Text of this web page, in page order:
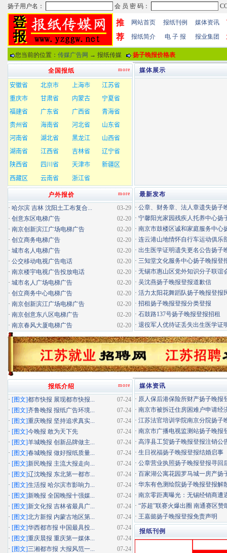
推
荐
网站首页 报纸刊例 媒体资讯
报纸简介 电 子 报 报业集团
您当前的位置： 传媒广告网 → 报纸传媒 扬子晚报价格表
媒体展示
最新发布
· 公章、财务章、法人章遗失扬子
· 宁馨阳光家园残疾人托养中心扬
· 南京市鼓楼区诚和家庭服务中心
· 连云港山地情怀自行车运动俱乐
· 出生医学证明遗失更名公告扬子
· 三知堂文化服务中心扬子晚报登
· 无锡市惠山区党外知识分子联谊
· 吴沈燕扬子晚报登报道歉信
· 活力太阳花舞蹈队扬子晚报登报
· 招租扬子晚报登报分类登报
· 石鼓路137号扬子晚报登报招租
· 退役军人优待证丢失出生医学证
more
全国报纸
more
户外报价
03-29
· 哈尔滨 吉林 沈阳土工布复合...
02-20
· 创意东区电梯广告
02-20
· 南京创新滨江广场电梯广告
02-20
· 创立商务电梯广告
02-20
· 城市名人电梯广告
02-20
· 公交移动电视广告电话
02-20
· 南京楼宇电视广告投放电话
02-20
· 城市名人广场电梯广告
02-20
· 创立商务中心电梯广告
02-20
· 南京创新滨江广场电梯广告
02-20
· 南京创意东八区电梯广告
02-20
· 南京春风大厦电梯广告
媒体资讯
· 原人保后港保险所财产扬子晚报
· 南京市被拆迁住房困难户申请经
· 江苏法官培训学院南京分院扬子
· 南京市广播电视监测站扬子晚报
· 高淳县工贸扬子晚报登报注销公
· 生日祝福扬子晚报登报结婚启事
· 公章营业执照扬子晚报登报寻回
· 百家湖公寓花园罗马城一房产扬
· 华东有色测绘院扬子晚报登报解
· 南京零距离曝光：无锡经销商遭
· “苏超”联赛火爆出圈 南通赛区赞
· 王嘉懿扬子晚报登报免责声明
报纸刊例
more
报纸介绍
07-24
· [图文]都市快报 展现都市快报...
07-24
· [图文]齐鲁晚报 报纸广告环境...
07-24
· [图文]重庆晚报 坚持追求真实...
07-24
· [图文]今晚报 敢为天下先
07-24
· [图文]羊城晚报 创新品牌做主...
07-24
· [图文]春城晚报 做好报纸质量...
07-24
· [图文]新民晚报 主流大报走向...
07-24
· [图文]辽沈晚报 东北第一都市...
07-24
· [图文]生活报 哈尔滨市影响力...
07-24
· [图文]新晚报 全国晚报十强媒...
07-24
· [图文]新文化报 吉林省最具广...
07-24
· [图文]北方新报 内蒙古地区第...
07-24
· [图文]华西都市报 中国最具投...
07-24
· [图文]重庆晨报 重庆第一媒体...
07-24
· [图文]三湘都市报 大报风范一...